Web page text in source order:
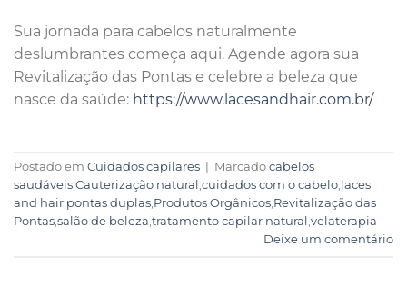
Sua jornada para cabelos naturalmente
deslumbrantes começa aqui. Agende agora sua
Revitalização das Pontas e celebre a beleza que
nasce da saúde: https://www.lacesandhair.com.br/
Postado em Cuidados capilares Marcado cabelos
saudáveis,Cauterização natural ,cuidados com o cabelo, laces
and hair,pontas duplas,Produtos Orgânicos,Revitalização das
Pontas,salão de beleza,tratamento capilar natural ,velaterapia
Deixe um comentário